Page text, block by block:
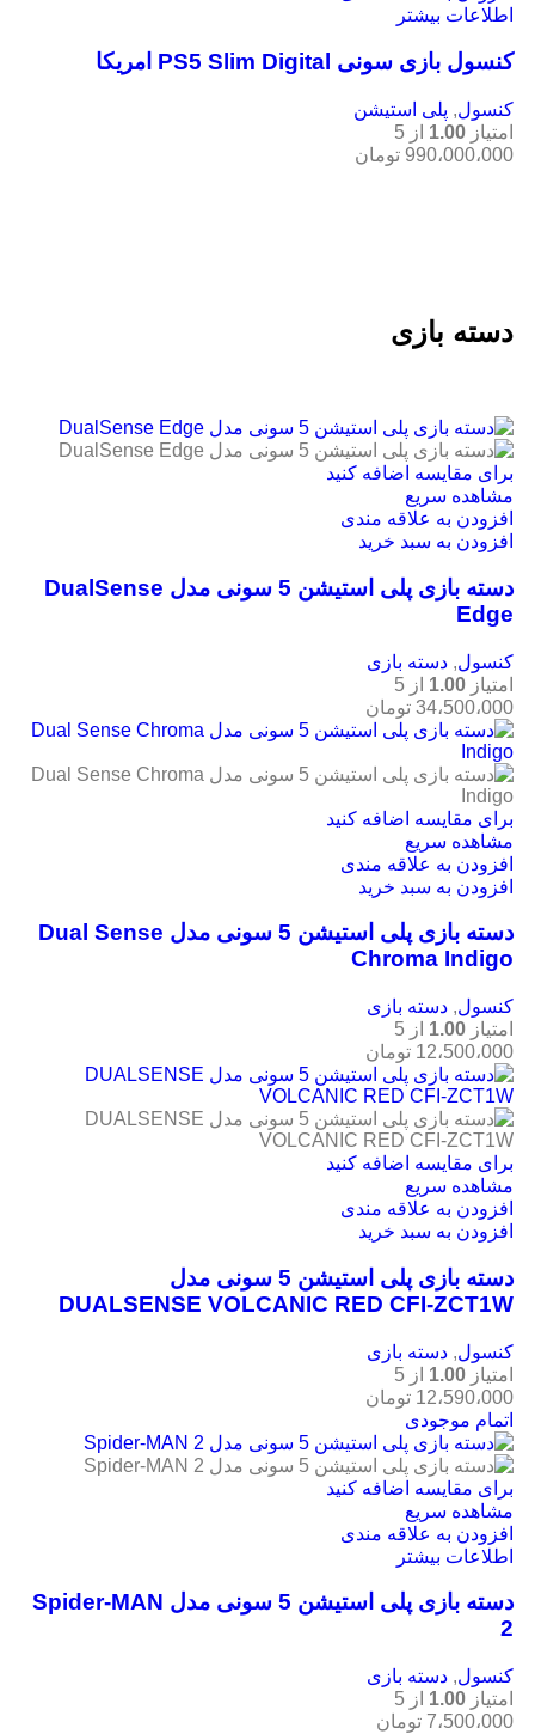
اطلاعات بیشتر
کنسول بازی سونی PS5 Slim Digital امریکا
کنسول, پلی استیشن
امتیاز 1.00 از 5
990،000،000 تومان
دسته بازی
برای مقایسه اضافه کنید
مشاهده سریع
افزودن به علاقه مندی
افزودن به سبد خرید
دسته بازی پلی استیشن 5 سونی مدل DualSense
Edge
کنسول, دسته بازی
امتیاز 1.00 از 5
34،500،000 تومان
برای مقایسه اضافه کنید
مشاهده سریع
افزودن به علاقه مندی
افزودن به سبد خرید
دسته بازی پلی استیشن 5 سونی مدل Dual Sense
Chroma Indigo
کنسول, دسته بازی
امتیاز 1.00 از 5
12،500،000 تومان
برای مقایسه اضافه کنید
مشاهده سریع
افزودن به علاقه مندی
افزودن به سبد خرید
دسته بازی پلی استیشن 5 سونی مدل
DUALSENSE VOLCANIC RED CFI-ZCT1W
کنسول, دسته بازی
امتیاز 1.00 از 5
12،590،000 تومان
اتمام موجودی
برای مقایسه اضافه کنید
مشاهده سریع
افزودن به علاقه مندی
اطلاعات بیشتر
دسته بازی پلی استیشن 5 سونی مدل Spider-MAN
2
کنسول, دسته بازی
امتیاز 1.00 از 5
7،500،000 تومان